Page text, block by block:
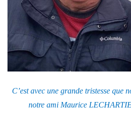
C’est avec une grande tristesse que
notre ami Maurice